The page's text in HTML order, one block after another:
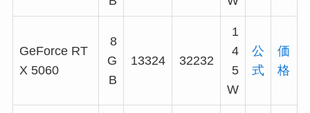
GeForce RT
X 5060
8
G
B
13324 32232
1
4
5
W
公
式
価
格